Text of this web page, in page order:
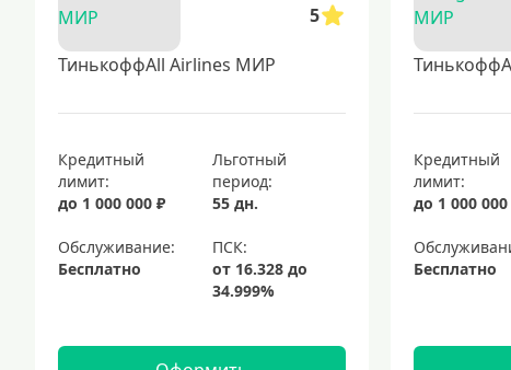
5
ТинькоффAll Airlines МИР
Кредитный
лимит:
до 1 000 000 ₽
Льготный
период:
55 дн.
Обслуживание:
Бесплатно
Кредитный
лимит:
до 1 000 000
Бесплатно